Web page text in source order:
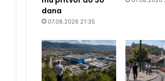
dana
07.08.2026 21:35